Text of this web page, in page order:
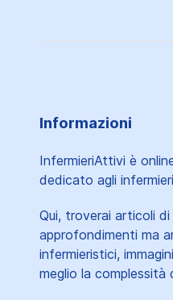
Informazioni
InfermieriAttivi è
dedicato agli
Qui, troverai articoli
approfondimenti ma
infermieristici,
meglio la complessità